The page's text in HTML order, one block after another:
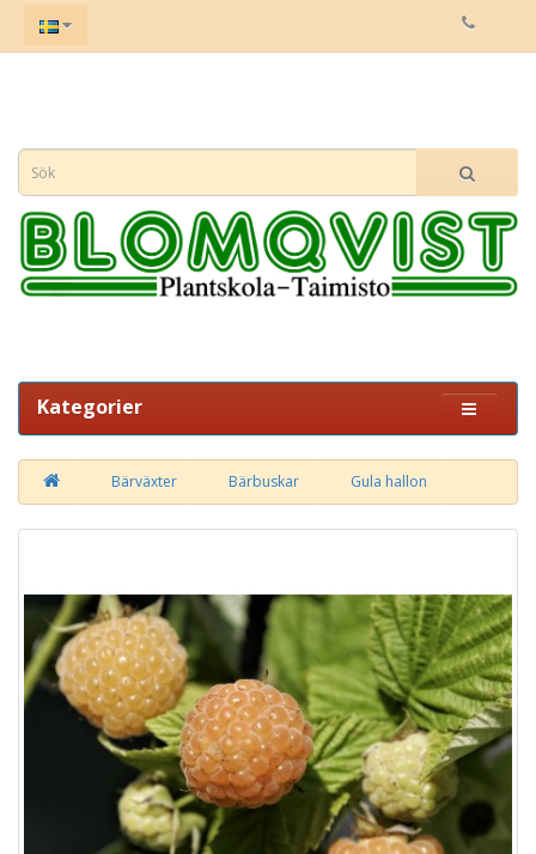
Kategorier
Bärväxter Bärbuskar Gula hallon